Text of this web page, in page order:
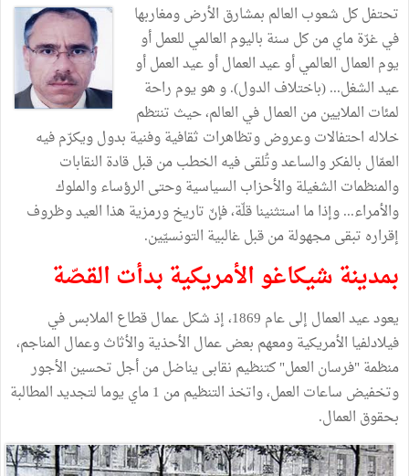
تحتفل كل شعوب العالم بمشارق الأرض ومغاربها
في غرّة ماي من كل سنة باليوم العالمي للعمل أو
يوم العمال العالمي أو عيد العمال أو عيد العمل أو
عيد الشغل... (باختلاف الدول). و هو يوم راحة
لمئات الملايين من العمال في العالم، حيث تنتظم
خلاله احتفالات وعروض وتظاهرات ثقافية وفنية بدول ويكرّم فيه
العمّال بالفكر والساعد وتُلقى فيه الخطب من قبل قادة النقابات
والمنظمات الشغيلة والأحزاب السياسية وحتى الرؤساء والملوك
والأمراء... وإذا ما استثنينا قلّة، فإنّ تاريخ ورمزية هذا العيد وظروف
إقراره تبقى مجهولة من قبل غالبية التونسيّين.
بمدينة شيكاغو الأمريكية بدأت القصّة
يعود عيد العمال إلى عام 1869، إذ شكل عمال قطاع الملابس في
فيلادلفيا الأمريكية ومعهم بعض عمال الأحذية والأثاث وعمال المناجم،
منظمة "فرسان العمل" كتنظيم نقابى يناضل من أجل تحسين الأجور
وتخفيض ساعات العمل، واتخذ التنظيم من 1 ماي يوما لتجديد المطالبة
بحقوق العمال.